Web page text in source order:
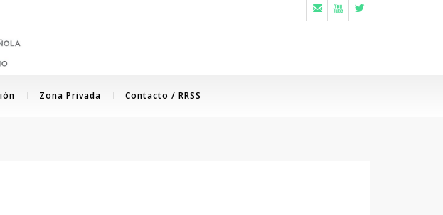
  
Zona Privada Contacto / RRSS